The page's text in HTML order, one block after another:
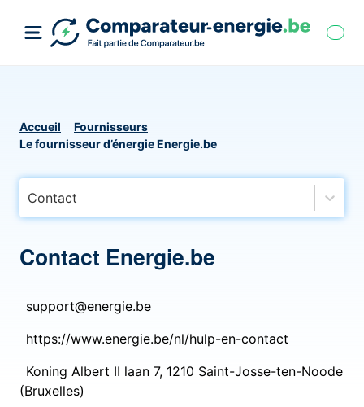
Accueil
Fournisseurs
Le fournisseur d’énergie Energie.be
Contact
Contact Energie.be
support@energie.be
https://www.energie.be/nl/hulp-en-contact
Koning Albert II laan 7, 1210 Saint-Josse-ten-Noode
(Bruxelles)